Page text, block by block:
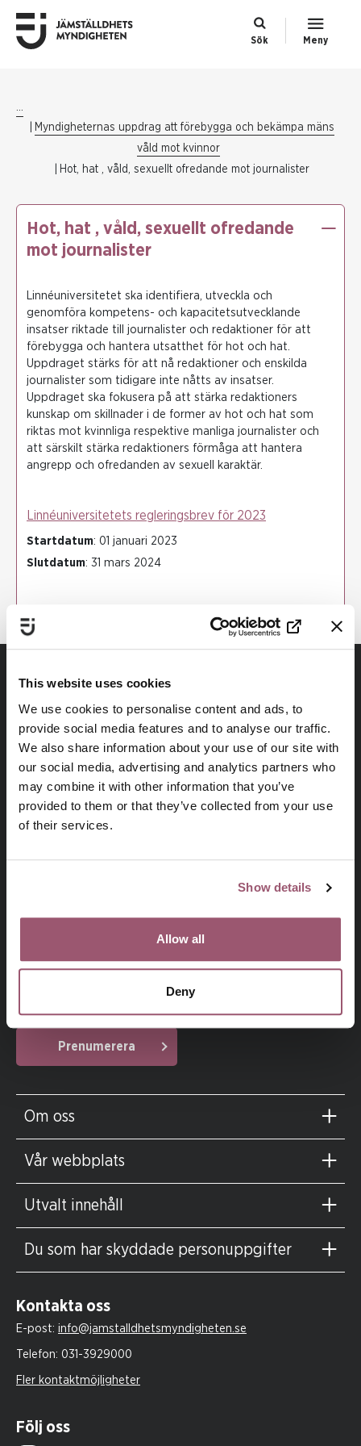
This website uses cookies
We use cookies to personalise content and ads, to
provide social media features and to analyse our traffic.
We also share information about your use of our site with
our social media, advertising and analytics partners who
may combine it with other information that you’ve
provided to them or that they’ve collected from your use
of their services.
Show details
Allow all
Deny
Sök Meny
...
Myndigheternas uppdrag att förebygga och bekämpa mäns
våld mot kvinnor
Hot, hat , våld, sexuellt ofredande mot journalister
Hot, hat , våld, sexuellt ofredande
mot journalister
Linnéuniversitetet ska identifiera, utveckla och
genomföra kompetens- och kapacitetsutvecklande
insatser riktade till journalister och redaktioner för att
förebygga och hantera utsatthet för hot och hat.
Uppdraget stärks för att nå redaktioner och enskilda
journalister som tidigare inte nåtts av insatser.
Uppdraget ska fokusera på att stärka redaktioners
kunskap om skillnader i de former av hot och hat som
riktas mot kvinnliga respektive manliga journalister och
att särskilt stärka redaktioners förmåga att hantera
angrepp och ofredanden av sexuell karaktär.
Linnéuniversitetets regleringsbrev för 2023
Startdatum: 01 januari 2023
Slutdatum: 31 mars 2024
På uppdrag av regeringen arbetar
och pojkar ska ha samma makt att forma samhället och sina
Prenumerera på vårt nyhetsbrev
Din e-postadress
Prenumerera
Jag har läst och godkänner
Jämställdhetsmyndighetensintegritetspolicy.
Om oss
Vår webbplats
Utvalt innehåll
Du som har skyddade personuppgifter
Kontakta oss
E-post: info@jamstalldhetsmyndigheten.se
Telefon: 031-3929000
Fler kontaktmöjligheter
Följ oss